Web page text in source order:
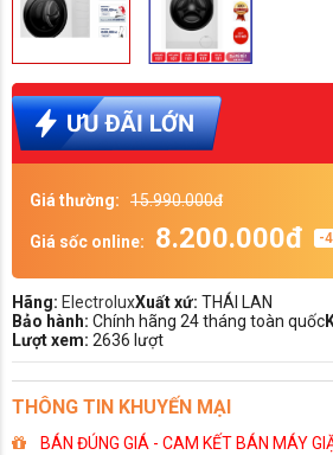
Giá thường: 15.990.000đ
Giá sốc online: 8.200.000đ -
Hãng: ElectroluxXuất xứ: THÁI LAN
Bảo hành: Chính hãng 24 tháng toàn quốc
Lượt xem: 2636 lượt
THÔNG TIN KHUYẾN MẠI
BÁN ĐÚNG GIÁ - CAM KẾT BÁN MÁY